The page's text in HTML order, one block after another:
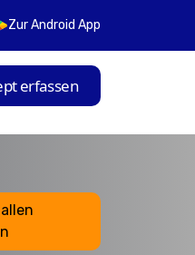
Zur Android App
erfassen